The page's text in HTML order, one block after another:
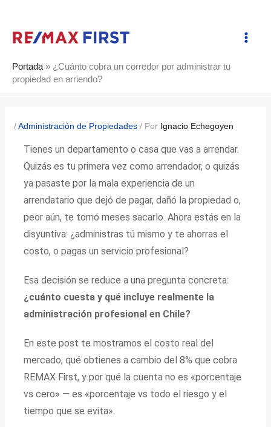
contenido
Portada » ¿Cuánto cobra un corredor por administrar tu
propiedad en arriendo?
/Administración de Propiedades / Por Ignacio Echegoyen
Tienes un departamento o casa que vas a arrendar.
Quizás es tu primera vez como arrendador, o quizás
ya pasaste por la mala experiencia de un
arrendatario que dejó de pagar, dañó la propiedad o,
peor aún, te tomó meses sacarlo. Ahora estás en la
disyuntiva: ¿administras tú mismo y te ahorras el
costo, o pagas un servicio profesional?
Esa decisión se reduce a una pregunta concreta:
¿cuánto cuesta y qué incluye realmente la
administración profesional en Chile?
En este post te mostramos el costo real del
mercado, qué obtienes a cambio del 8% que cobra
REMAX First, y por qué la cuenta no es «porcentaje
vs cero» — es «porcentaje vs todo el riesgo y el
tiempo que se evita».